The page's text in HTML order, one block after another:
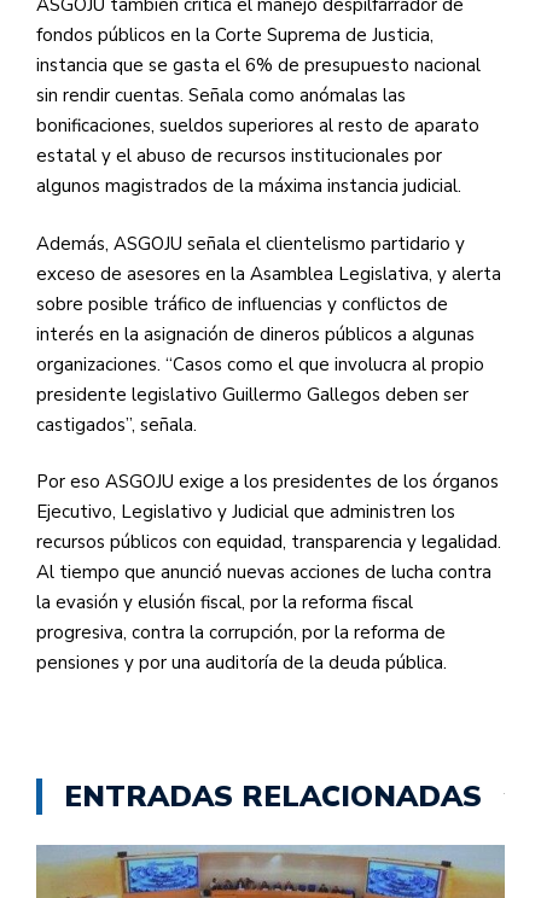
ASGOJU también critica el manejo despilfarrador de
fondos públicos en la Corte Suprema de Justicia,
instancia que se gasta el 6% de presupuesto nacional
sin rendir cuentas. Señala como anómalas las
bonificaciones, sueldos superiores al resto de aparato
estatal y el abuso de recursos institucionales por
algunos magistrados de la máxima instancia judicial.
Además, ASGOJU señala el clientelismo partidario y
exceso de asesores en la Asamblea Legislativa, y alerta
sobre posible tráfico de influencias y conflictos de
interés en la asignación de dineros públicos a algunas
organizaciones. “Casos como el que involucra al propio
presidente legislativo Guillermo Gallegos deben ser
castigados”, señala.
Por eso ASGOJU exige a los presidentes de los órganos
Ejecutivo, Legislativo y Judicial que administren los
recursos públicos con equidad, transparencia y legalidad.
Al tiempo que anunció nuevas acciones de lucha contra
la evasión y elusión fiscal, por la reforma fiscal
progresiva, contra la corrupción, por la reforma de
pensiones y por una auditoría de la deuda pública.
ENTRADAS RELACIONADAS